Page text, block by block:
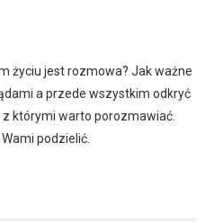
życiu jest rozmowa? Jak ważne
a przede wszystkim odkryć
z którymi warto porozmawiać.
podzielić.